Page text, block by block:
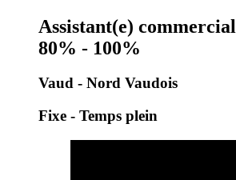
Assistant(e)
80% - 100%
Vaud - Nord Vaudois
Fixe - Temps plein